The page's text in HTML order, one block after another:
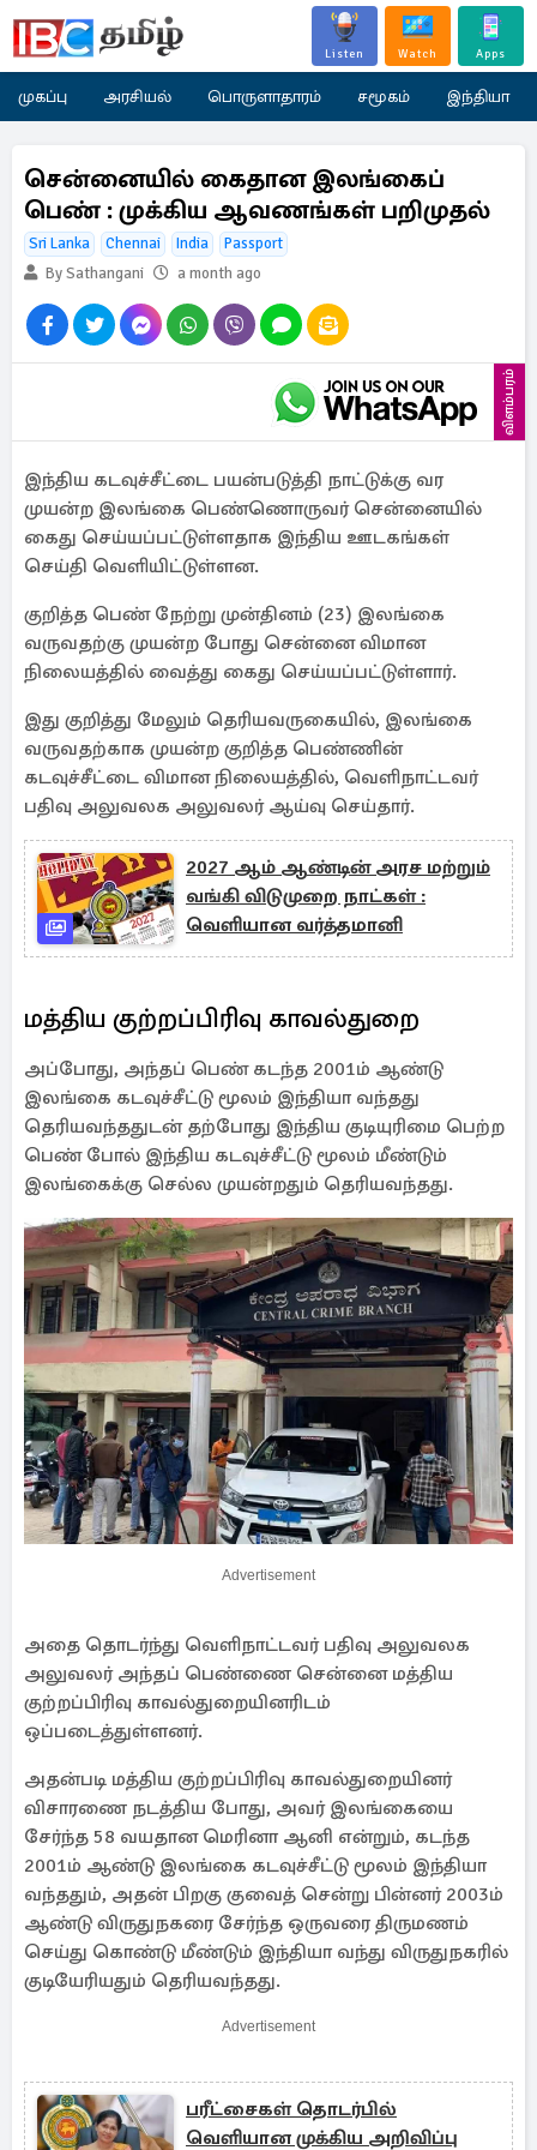
Listen Watch Apps
முகப்பு அரசியல் பொருளாதாரம் சமூகம் இந்தியா
சென்னையில் கைதான இலங்கைப்
பெண் : முக்கிய ஆவணங்கள் பறிமுதல்
Sri Lanka Chennai India
Passport
By Sathangani
a month ago
விளம்பரம்
இந்திய கடவுச்சீட்டை பயன்படுத்தி நாட்டுக்கு வர
முயன்ற இலங்கை பெண்ணொருவர் சென்னையில்
கைது செய்யப்பட்டுள்ளதாக இந்திய ஊடகங்கள்
செய்தி வெளியிட்டுள்ளன.
குறித்த பெண் நேற்று முன்தினம் (23) இலங்கை
வருவதற்கு முயன்ற போது சென்னை விமான
நிலையத்தில் வைத்து கைது செய்யப்பட்டுள்ளார்.
இது குறித்து மேலும் தெரியவருகையில், இலங்கை
வருவதற்காக முயன்ற குறித்த பெண்ணின்
கடவுச்சீட்டை விமான நிலையத்தில், வெளிநாட்டவர்
பதிவு அலுவலக அலுவலர் ஆய்வு செய்தார்.
2027 ஆம் ஆண்டின் அரச மற்றும்
வங்கி விடுமுறை நாட்கள் :
வெளியான வர்த்தமானி
மத்திய குற்றப்பிரிவு காவல்துறை
அப்போது, அந்தப் பெண் கடந்த 2001ம் ஆண்டு
இலங்கை கடவுச்சீட்டு மூலம் இந்தியா வந்தது
தெரியவந்ததுடன் தற்போது இந்திய குடியுரிமை பெற்ற
பெண் போல் இந்திய கடவுச்சீட்டு மூலம் மீண்டும்
இலங்கைக்கு செல்ல முயன்றதும் தெரியவந்தது.
Advertisement
அதை தொடர்ந்து வெளிநாட்டவர் பதிவு அலுவலக
அலுவலர் அந்தப் பெண்ணை சென்னை மத்திய
குற்றப்பிரிவு காவல்துறையினரிடம்
ஒப்படைத்துள்ளனர்.
அதன்படி மத்திய குற்றப்பிரிவு காவல்துறையினர்
விசாரணை நடத்திய போது, அவர் இலங்கையை
சேர்ந்த 58 வயதான மெரினா ஆனி என்றும், கடந்த
2001ம் ஆண்டு இலங்கை கடவுச்சீட்டு மூலம் இந்தியா
வந்ததும், அதன் பிறகு குவைத் சென்று பின்னர் 2003ம்
ஆண்டு விருதுநகரை சேர்ந்த ஒருவரை திருமணம்
செய்து கொண்டு மீண்டும் இந்தியா வந்து விருதுநகரில்
குடியேரியதும் தெரியவந்தது.
Advertisement
பரீட்சைகள் தொடர்பில்
வெளியான முக்கிய அறிவிப்பு